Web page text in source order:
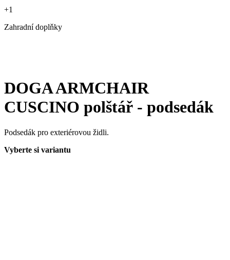
+1
Zahradní doplňky
DOGA ARMCHAIR
CUSCINO polštář - podsedák
Podsedák pro exteriérovou židli.
Vyberte si variantu